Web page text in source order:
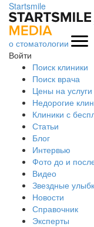
Startsmile
о стоматологии
Войти
Поиск клиники
Поиск врача
Цены на услуги
Недорогие
Клиники с
Статьи
Блог
Интервью
Фото до и
Видео
Звездные
Новости
Справочник
Эксперты